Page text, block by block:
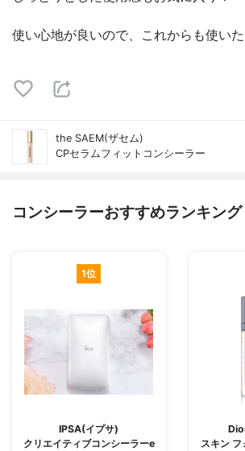
使い心地が良いので、これからも使い
the SAEM(ザセム)
CPセラムフィットコンシーラー
コンシーラーおすすめランキング
1位
IPSA(イプサ)
クリエイティブコンシーラーe
スキン